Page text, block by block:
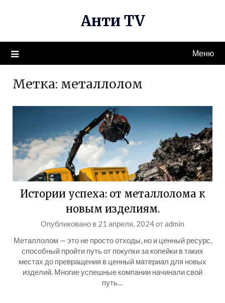
Анти TV
Меню
Метка: металлолом
Истории успеха: от металлолома к
новым изделиям.
Опубликовано в 21 апреля, 2024отadmin
Металлолом — это не просто отходы, но и ценный ресурс,
способный пройти путь от покупки за копейки в таких
местах до превращения в ценный материал для новых
изделий. Многие успешные компании начинали свой
путь…